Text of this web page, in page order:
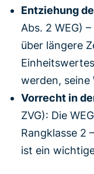
Entziehung
Abs. 2 WEG)
über längere
werden, seine
Vorrecht in
ZVG): Die
Rangklasse 2
ist ein